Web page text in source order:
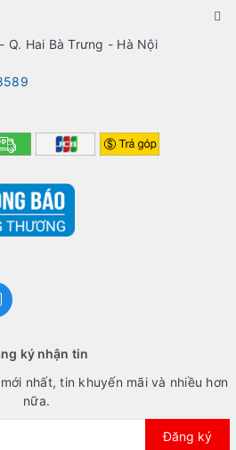
Q. Hai Bà Trưng - Hà Nội
ký nhận tin
nhất, tin khuyến mãi và nhiều hơn
nữa.
Đăng ký